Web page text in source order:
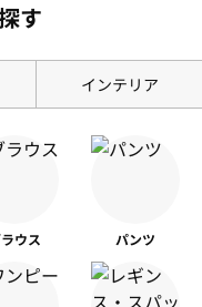
す
インテリア
ウス パンツ